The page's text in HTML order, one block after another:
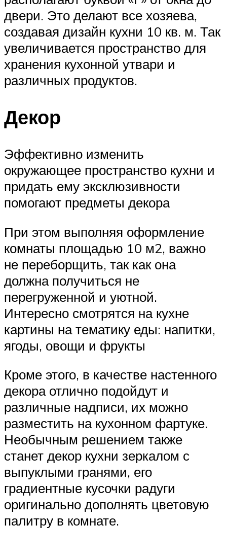
двери. Это делают все хозяева,
создавая дизайн кухни 10 кв. м. Так
увеличивается пространство для
хранения кухонной утвари и
различных продуктов.
Декор
Эффективно изменить
окружающее пространство кухни и
придать ему эксклюзивности
помогают предметы декора
При этом выполняя оформление
комнаты площадью 10 м2, важно
не переборщить, так как она
должна получиться не
перегруженной и уютной.
Интересно смотрятся на кухне
картины на тематику еды: напитки,
ягоды, овощи и фрукты
Кроме этого, в качестве настенного
декора отлично подойдут и
различные надписи, их можно
разместить на кухонном фартуке.
Необычным решением также
станет декор кухни зеркалом с
выпуклыми гранями, его
градиентные кусочки радуги
оригинально дополнять цветовую
палитру в комнате.